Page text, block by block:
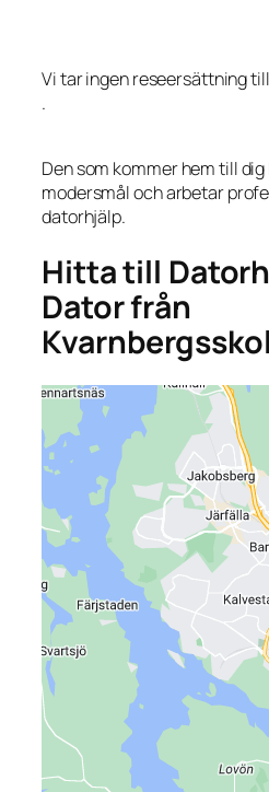
Vi tar ingen reseersättning
.
Den som kommer hem till
modersmål och arbetar
datorhjälp.
Hitta till
Dator från